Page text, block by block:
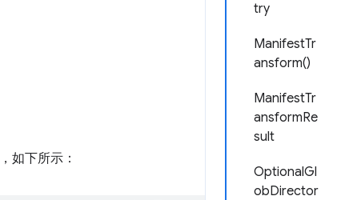
try
ManifestTr
ansform()
ManifestTr
ansformRe
sult
OptionalGl
obDirector
，如下所示：